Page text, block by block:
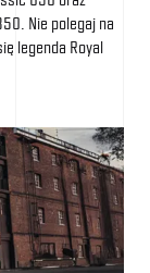
Nie polegaj na
legenda Royal